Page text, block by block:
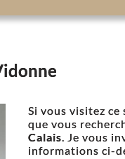
Si vous visitez
que vous
Calais. Je vous
informations ci-